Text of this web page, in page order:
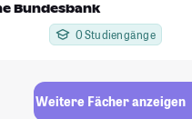
Bundesbank
0 Studiengänge
Weitere Fächer anzeigen